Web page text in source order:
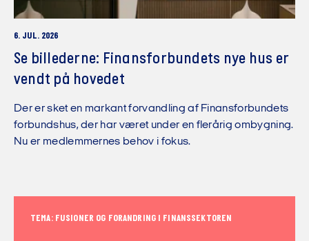
6. JUL. 2026
Se billederne: Finansforbundets nye hus er
vendt på hovedet
Der er sket en markant forvandling af Finansforbundets
forbundshus, der har været under en flerårig ombygning.
Nu er medlemmernes behov i fokus.
TEMA: FUSIONER OG FORANDRING I FINANSSEKTOREN